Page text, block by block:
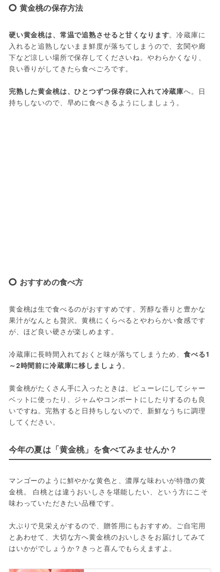
黄金桃の保存方法
硬い黄金桃は、常温で追熟させると甘くなります。冷蔵庫に
入れると追熟しないまま鮮度が落ちてしまうので、玄関や廊
下など涼しい場所で保存してくださいね。やわらかくなり、
良い香りがしてきたら食べごろです。
完熟した黄金桃は、ひとつずつ保存袋に入れて冷蔵庫へ。日
持ちしないので、早めに食べきるようにしましょう。
おすすめの食べ方
黄金桃は生で食べるのがおすすめです。芳醇な香りと豊かな
果汁がなんとも贅沢。黄桃にくらべるとやわらかい食感です
が、ほど良い硬さが楽しめます。
冷蔵庫に長時間入れておくと味が落ちてしまうため、食べる1
～2時間前に冷蔵庫に移しましょう 。
黄金桃がたくさん手に入ったときは、ピューレにしてシャー
ベットに使ったり、ジャムやコンポートにしたりするのも良
いですね。完熟すると日持ちしないので、新鮮なうちに調理
してください。
今年の夏は「黄金桃」を食べてみませんか？
マンゴーのように鮮やかな黄色と、濃厚な味わいが特徴の黄
金桃。 白桃とは違うおいしさを堪能したい、という方にこそ
味わっていただきたい品種です。
大ぶりで見栄えがするので、贈答用にもおすすめ。ご自宅用
とあわせて、大切な方へ黄金桃のおいしさをお届けしてみて
はいかがでしょうか？きっと喜んでもらえますよ。